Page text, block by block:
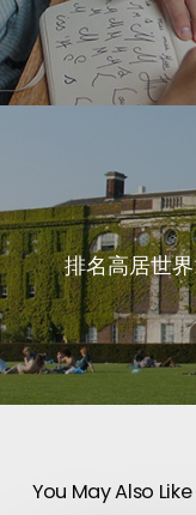
排名高居世
You May Also Like